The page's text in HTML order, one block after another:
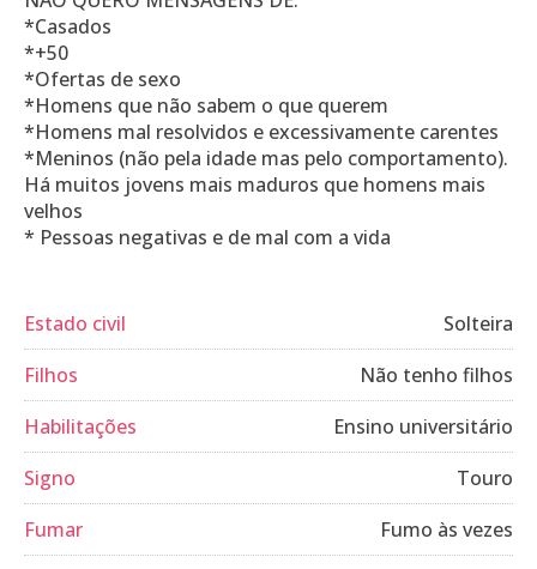
*Casados
*+50
*Ofertas de sexo
*Homens que não sabem o que querem
*Homens mal resolvidos e excessivamente carentes
*Meninos (não pela idade mas pelo comportamento).
Há muitos jovens mais maduros que homens mais
velhos
* Pessoas negativas e de mal com a vida
Estado civil
Solteira
Filhos
Não tenho filhos
Habilitações
Ensino universitário
Signo
Touro
Fumar
Fumo às vezes